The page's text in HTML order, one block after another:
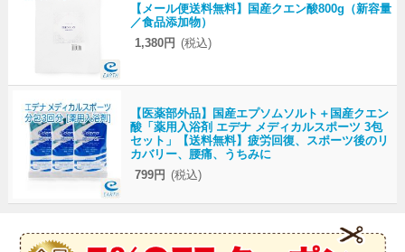
【メール便送料無料】国産クエン酸800g（新容量
／食品添加物）
1,380円 (税込)
【医薬部外品】国産エプソムソルト＋国産クエン
酸「薬用入浴剤 エデナ メディカルスポーツ 3包
セット」【送料無料】疲労回復、スポーツ後のリ
カバリー、腰痛、うちみに
799円 (税込)